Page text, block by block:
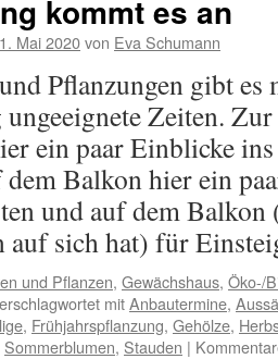
kommt es an
Mai 2020von Eva Schumann
Pflanzungen gibt es
Zeiten.
ein paar Einblicke
Balkon hier ein
und auf dem Balkon
auf sich hat) für
und Pflanzen, Gewächshaus, Öko-/
mitAnbautermine,
, Frühjahrspflanzung, Gehölze,
Sommerblumen, Stauden |